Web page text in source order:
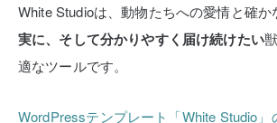
White Studioは、動物たちへの愛情と確か
実に、そして分かりやすく届け続けたい
適なツールです。
WordPressテンプレート「White Studio」